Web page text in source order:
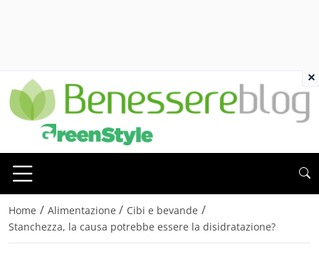
Home / Alimentazione / Cibi e bevande /
Stanchezza, la causa potrebbe essere la disidratazione?
×